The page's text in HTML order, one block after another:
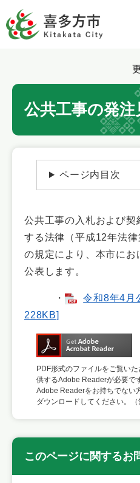
ー
ジ
文
公共工事の発注
ページ内目次
公共工事の入札および契
する法律（平成12年法
の規定により、本市にお
公表します。
・
令和8年4月
228KB]
PDF形式のファイルをご覧い
供するAdobe Readerが必要で
Adobe Readerをお持ちでない
ダウンロードしてください。（
このページに関するお